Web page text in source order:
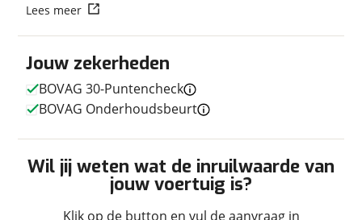
Techniek
Vermogen
Afmetingen en gewicht
Hoogte
2,65 m
2,05 m
6,36 m
Jouw zekerheden
BOVAG 30-Puntencheck
BOVAG Onderhoudsbeurt
Wil jij weten wat de inruilwaarde van
jouw voertuig is?
Klik op de button en vul de aanvraag in
Lees meer